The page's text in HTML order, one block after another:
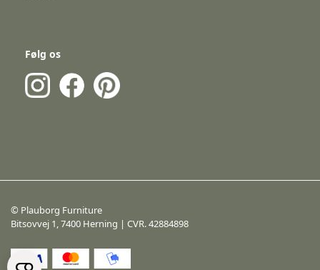
Følg os
© Plauborg Furniture
Bitsovvej 1, 7400 Herning | CVR. 42884898